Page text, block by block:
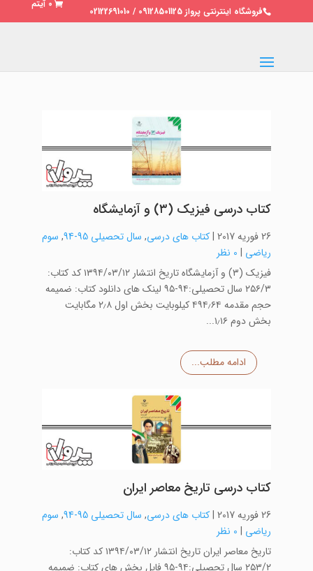
فروشگاه اینترنتی پرواز 09128501125 / 02122691010
0 آیتم
کتاب درسی فیزیک (۳) و آزمایشگاه
26 فوریه 2017 |کتاب های درسی, سال تحصیلی 95-94 , سوم
ریاضی | 0 نظر
فیزیک (۳) و آزمایشگاه تاریخ انتشار ۱۳۹۴/۰۳/۱۲ کد کتاب:
۲۵۶/۳ سال تحصیلی:۹۴-۹۵ لینک های دانلود کتاب: ضمیمه
حجم مقدمه ۴۹۴٫۶۴ کیلوبایت بخش اول ۲٫۸ مگابایت
بخش دوم ۱٫۱۶...
ادامه مطلب...
کتاب درسی تاریخ معاصر ایران
26 فوریه 2017 |کتاب های درسی, سال تحصیلی 95-94 , سوم
ریاضی | 0 نظر
تاریخ معاصر ایران تاریخ انتشار ۱۳۹۴/۰۳/۱۲ کد کتاب:
۲۵۳/۲ سال تحصیلی:۹۴-۹۵ فایل بخش های کتاب: ضمیمه